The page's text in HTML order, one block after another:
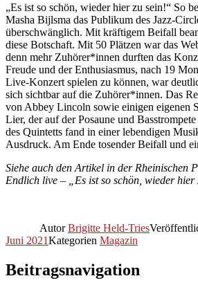
„Es ist so schön, wieder hier zu sein!“ So
Masha Bijlsma das Publikum des Jazz-
überschwänglich. Mit kräftigem Beifall
diese Botschaft. Mit 50 Plätzen war das
denn mehr Zuhörer*innen durften das
Freude und der Enthusiasmus, nach 19
Live-Konzert spielen zu können, war
sich sichtbar auf die Zuhörer*innen. Das
von Abbey Lincoln sowie einigen eigenen
Lier, der auf der Posaune und
des Quintetts fand in einer lebendigen
Ausdruck. Am Ende tosender Beifall und
Siehe auch den Artikel in der Rheinischen
Endlich live – „Es ist so schön, wieder hier
AutorBrigitte Held-Tries
Juni 2021Kategorien Magazin
Beitragsnavigation